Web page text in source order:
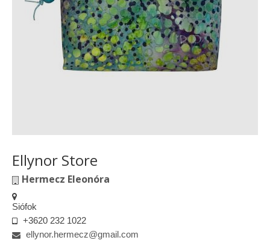
Ellynor Store
Hermecz Eleonóra
Siófok
+3620 232 1022
ellynor.hermecz@gmail.com